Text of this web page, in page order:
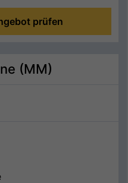
prüfen
(MM)